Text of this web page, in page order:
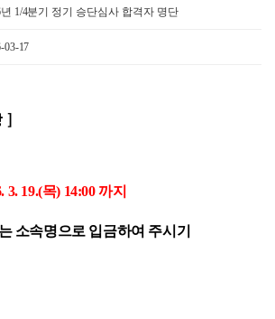
년 1/4분기 정기 승단심사 합격자 명단
03-17
]
3. 19.(목) 14:00까지
소속명으로 입금하여 주시기